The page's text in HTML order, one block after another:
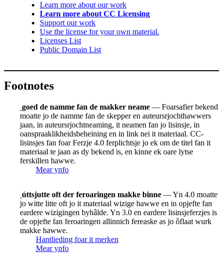
Learn more about our work
Learn more about CC Licensing
Support our work
Use the license for your own material.
Licenses List
Public Domain List
Footnotes
goed de namme fan de makker neame — Foarsafier bekend
moatte jo de namme fan de skepper en auteursrjochthawwers
jaan, in auteursrjochtneaming, it neamen fan jo lisinsje, in
oanspraaklikheidsbeheining en in link nei it materiaal. CC-
lisinsjes fan foar Ferzje 4.0 ferplichtsje jo ek om de titel fan it
materiaal te jaan as dy bekend is, en kinne ek oare lytse
ferskillen hawwe.
Mear ynfo
úttsjutte oft der feroaringen makke binne — Yn 4.0 moatte
jo witte litte oft jo it materiaal wizige hawwe en in opjefte fan
eardere wizigingen byhâlde. Yn 3.0 en eardere lisinsjeferzjes is
de opjefte fan feroaringen allinnich fereaske as jo ôflaat wurk
makke hawwe.
Hantlieding foar it merken
Mear ynfo